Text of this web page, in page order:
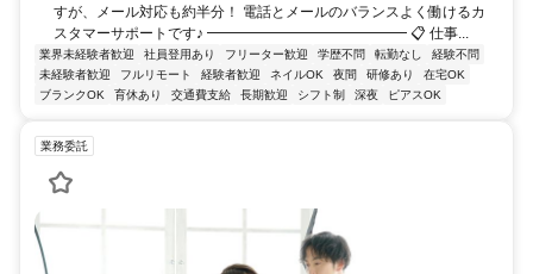
すが、メール対応も約半分！ 電話とメールのバランスよく働けるカ
スタマーサポートです♪ ━━━━━━━━━━━━━━ 📋 仕事...
業界未経験者歓迎 社員登用あり フリーター歓迎 学歴不問 転勤なし
経験不問
未経験者歓迎
フルリモート 経験者歓迎 ネイルOK 夜間 研修あり
在宅OK
ブランクOK
育休あり 交通費支給 長期歓迎 シフト制 深夜 ピアスOK
業務委託